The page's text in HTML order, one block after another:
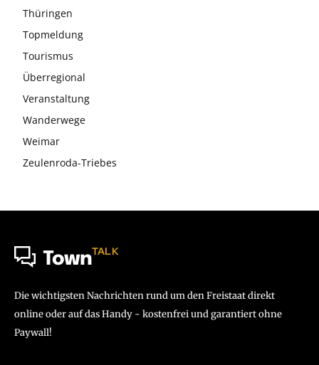
Thüringen
Topmeldung
Tourismus
Überregional
Veranstaltung
Wanderwege
Weimar
Zeulenroda-Triebes
TownTALK
Die wichtigsten Nachrichten rund um den Freistaat direkt
online oder auf das Handy - kostenfrei und garantiert ohne
Paywall!